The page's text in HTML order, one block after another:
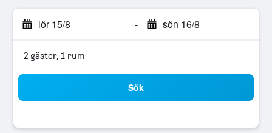
lör 15/8 - sön 16/8
2 gäster, 1 rum
Sök